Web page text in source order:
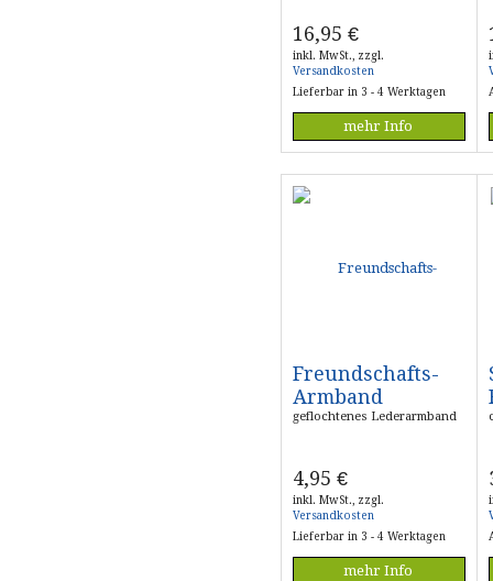
16,95 €
inkl. MwSt., zzgl.
Versandkosten
Lieferbar in 3 - 4 Werktagen
mehr Info
Freundschafts-
Armband
geflochtenes Lederarmband
4,95 €
inkl. MwSt., zzgl.
Versandkosten
Lieferbar in 3 - 4 Werktagen
mehr Info